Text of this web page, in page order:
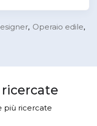
Operaio edile
più ricercate